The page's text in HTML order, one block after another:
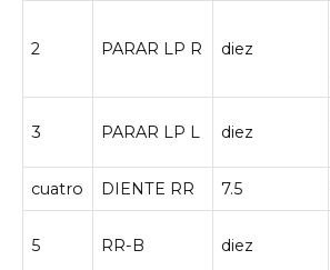
2 PARAR LP R diez
3 PARAR LP L diez
cuatro DIENTE RR 7.5
5 RR-B diez